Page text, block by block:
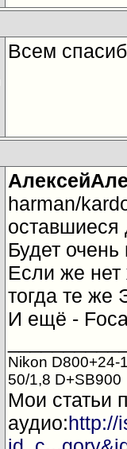
Всем
harman/
оставшиеся
Будет
Если же нет
тогда те же
И ещё -
Nikon D800+24-
50/1,8 D+SB900
Мои статьи
аудио:http://